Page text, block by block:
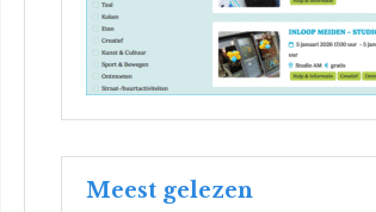
Meest gelezen